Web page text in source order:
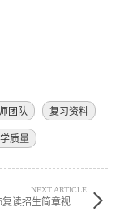
团队 复习资料
质量
NEXT ARTICLE
芙蓉中学2025复读招生简章视频?学校复读怎么样报名呢? ?